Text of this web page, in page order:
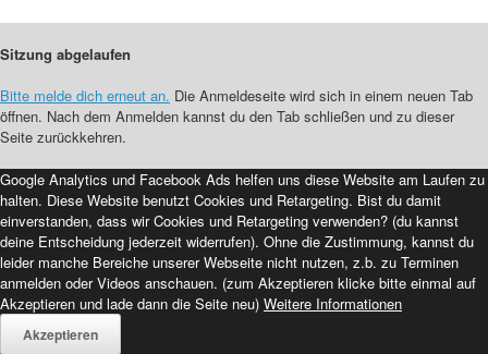
Sitzung abgelaufen
Bitte melde dich erneut an. Die Anmeldeseite wird sich in einem neuen Tab
öffnen. Nach dem Anmelden kannst du den Tab schließen und zu dieser
Seite zurückkehren.
Google Analytics und Facebook Ads helfen uns diese Website am Laufen zu
halten. Diese Website benutzt Cookies und Retargeting. Bist du damit
einverstanden, dass wir Cookies und Retargeting verwenden? (du kannst
deine Entscheidung jederzeit widerrufen). Ohne die Zustimmung, kannst du
leider manche Bereiche unserer Webseite nicht nutzen, z.b. zu Terminen
anmelden oder Videos anschauen. (zum Akzeptieren klicke bitte einmal auf
Akzeptieren und lade dann die Seite neu) Weitere Informationen
Akzeptieren